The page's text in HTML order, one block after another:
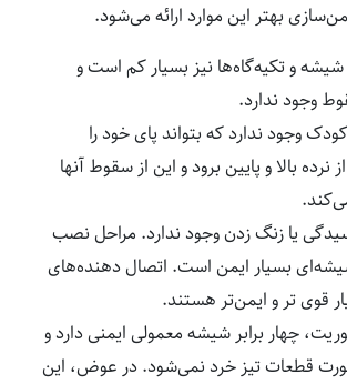
بهتر این موارد ارائه می‌شود.
و تکیه‌گاه‌ها نیز بسیار کم است و
وجود ندارد.
وجود ندارد که بتواند پای خود را
نرده بالا و پایین برود و این از سقوط آنها
یا زنگ زدن وجود ندارد. مراحل نصب
بسیار ایمن است. اتصال دهنده‌های
قوی تر و ایمن‌تر هستند.
چهار برابر شیشه معمولی ایمنی دارد و
قطعات تیز خرد نمی‌شود. در عوض، این